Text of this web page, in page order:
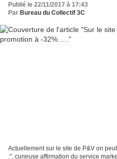
Publié le 22/11/2017 à 17:43
Par Bureau du Collectif 3C
Actuellement sur le site de P&V on
.", curieuse affirmation du service